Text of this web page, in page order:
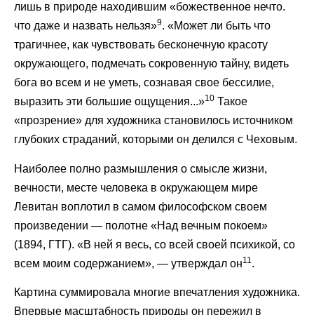
лишь в природе находившим «божественное нечто.
что даже и назвать нельзя»9. «Может ли быть что
трагичнее, как чувствовать бесконечную красоту
окружающего, подмечать сокровенную тайну, видеть
бога во всем и не уметь, сознавая свое бессилие,
выразить эти большие ощущения...»10 Такое
«прозрение» для художника становилось источником
глубоких страданий, которыми он делился с Чеховым.
Наиболее полно размышления о смысле жизни,
вечности, месте человека в окружающем мире
Левитан воплотил в самом философском своем
произведении — полотне «Над вечным покоем»
(1894, ГТГ). «В ней я весь, со всей своей психикой, со
всем моим содержанием», — утверждал он11 .
Картина суммировала многие впечатления художника.
Впервые масштабность природы он пережил в